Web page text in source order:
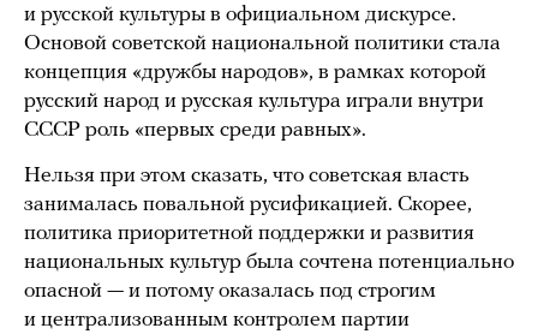
и русской культуры в официальном дискурсе.
Основой советской национальной политики стала
концепция «дружбы народов», в рамках которой
русский народ и русская культура играли внутри
СССР роль «первых среди равных».
Нельзя при этом сказать, что советская власть
занималась повальной русификацией. Скорее,
политика приоритетной поддержки и развития
национальных культур была сочтена потенциально
опасной — и потому оказалась под строгим
и централизованным контролем партии